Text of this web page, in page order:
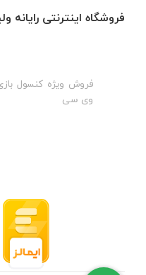
فروشگاه اینترنتی
فروش ویژه کنسول
وی سی